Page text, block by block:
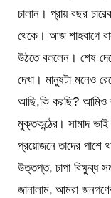
চালান। প্রায় বছর
থেকে। আজ শাহবাগে
উঠতে বললেন। শেষ
দেখা। মানুষটা মনেও
আছি,কি করছি? আমিও
মুক্তকন্ঠের। সামাদ
প্রয়োজনে তাদের পাশে
উত্তপ্ত, চাপা বিক্ষুব্ধ
জানালাম, আমরা